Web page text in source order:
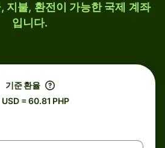
지불, 환전이 가능한 국제 계좌
입니다.
기준 환율
USD = 60.81 PHP